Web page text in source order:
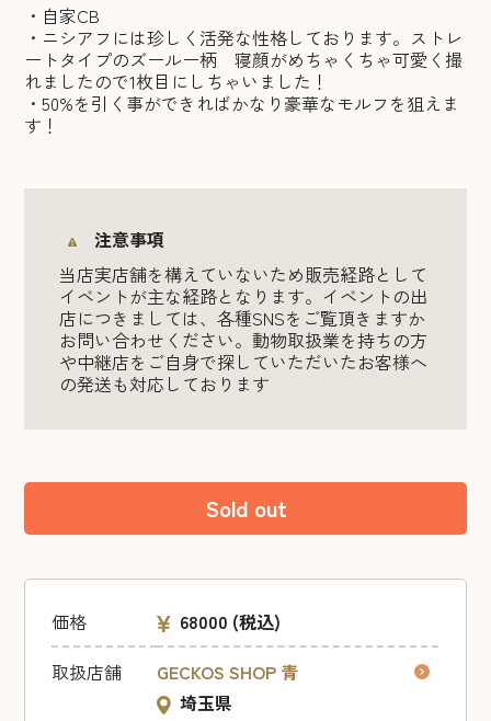
・自家CB
・ニシアフには珍しく活発な性格しております。ストレ
ートタイプのズールー柄 寝顔がめちゃくちゃ可愛く撮
れましたので1枚目にしちゃいました！
・50%を引く事ができればかなり豪華なモルフを狙えま
す！
注意事項
当店実店舗を構えていないため販売経路として
イベントが主な経路となります。イベントの出
店につきましては、各種SNSをご覧頂きますか
お問い合わせください。動物取扱業を持ちの方
や中継店をご自身で探していただいたお客様へ
の発送も対応しております
Sold out
価格 68000 (税込)
取扱店舗
GECKOS SHOP 青
埼玉県